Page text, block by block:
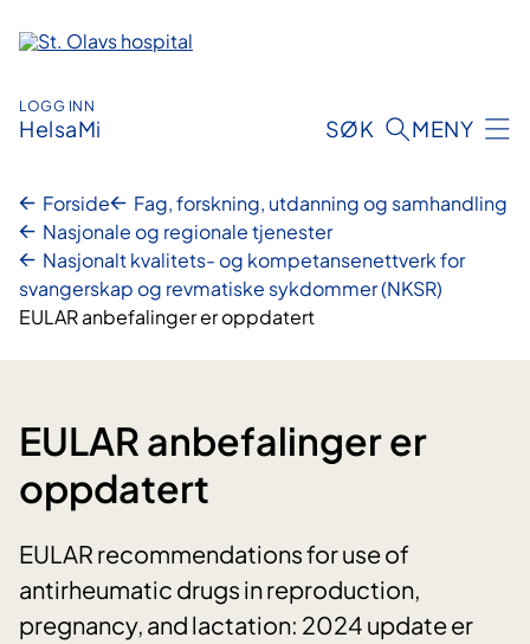
innhold
LOGG INN
HelsaMi SØK MENY
Forside
Fag, forskning, utdanning og samhandling
Nasjonale og regionale tjenester
Nasjonalt kvalitets- og kompetansenettverk for
svangerskap og revmatiske sykdommer (NKSR)
EULAR anbefalinger er oppdatert
EULAR anbefalinger er
oppdatert
EULAR recommendations for use of
antirheumatic drugs in reproduction,
pregnancy, and lactation: 2024 update er